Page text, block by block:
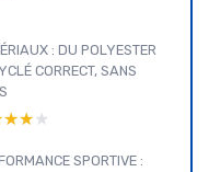
: DU POLYESTER
CORRECT, SANS
SPORTIVE :